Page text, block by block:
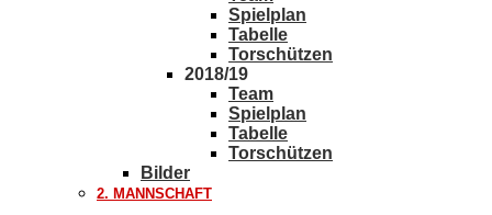
Spielplan
Tabelle
Torschützen
2018/19
Team
Spielplan
Tabelle
Torschützen
Bilder
2. MANNSCHAFT